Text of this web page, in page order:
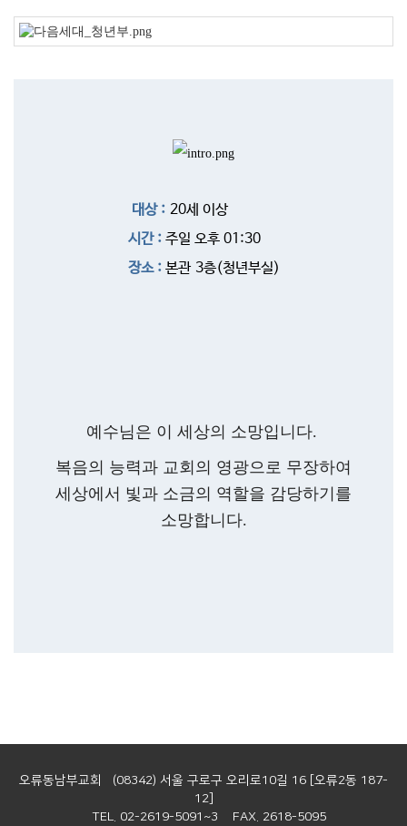
대상 :20세 이상
시간 :주일 오후 01:30
장소 :본관 3층(청년부실)
예수님은 이 세상의 소망입니다.
복음의 능력과 교회의 영광으로 무장하여
세상에서 빛과 소금의 역할을 감당하기를
소망합니다.
오류동남부교회 (08342) 서울 구로구 오리로10길 16 [오류2동 187-
12]
TEL. 02-2619-5091~3 FAX. 2618-5095